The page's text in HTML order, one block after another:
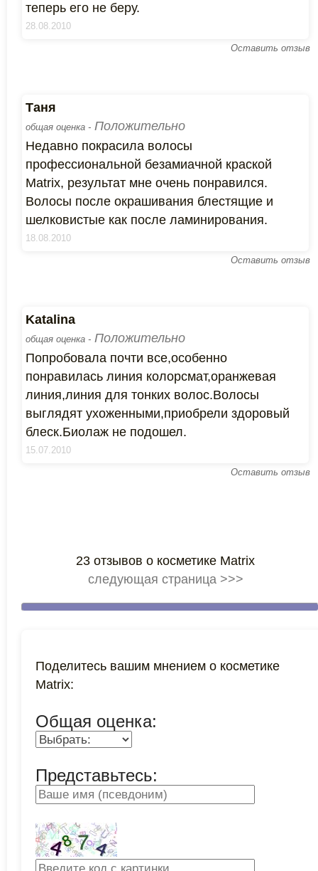
теперь его не беру.
28.08.2010
Оставить отзыв
Таня
общая оценка - Положительно
Недавно покрасила волосы
профессиональной безамиачной краской
Matrix, результат мне очень понравился.
Волосы после окрашивания блестящие и
шелковистые как после ламинирования.
18.08.2010
Оставить отзыв
Katalina
общая оценка - Положительно
Попробовала почти все,особенно
понравилась линия колорсмат,оранжевая
линия,линия для тонких волос.Волосы
выглядят ухоженными,приобрели здоровый
блеск.Биолаж не подошел.
15.07.2010
Оставить отзыв
23 отзывов о косметике Matrix
следующая страница >>>
Поделитесь вашим мнением о косметике
Matrix:
Общая оценка:
Представьтесь: